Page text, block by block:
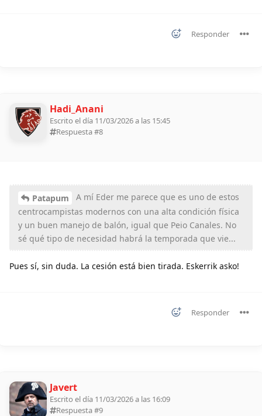
Responder
Hadi_Anani
Escrito el día 11/03/2026 a las 15:45
Respuesta #8
Patapum
A mí Eder me parece que es uno de estos
centrocampistas modernos con una alta condición física
y un buen manejo de balón, igual que Peio Canales. No
sé qué tipo de necesidad habrá la temporada que vie...
Pues sí, sin duda. La cesión está bien tirada. Eskerrik asko!
Responder
Javert
Escrito el día 11/03/2026 a las 16:09
Respuesta #9